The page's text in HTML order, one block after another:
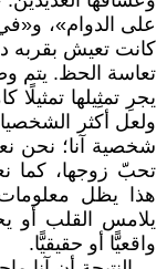
على الدوام»، و«في
كانت تعيش بقربه
تعاسة الحظ. يتم
يجرِ تمثِيلها
ولعل أكثر
شخصية آنا؛ نحن
تحبّ زوجها، كما
هذا يظل
يلامس القلب أو
واقعيًّا أو حقيقيًّا.